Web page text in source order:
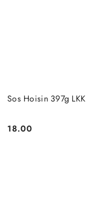
Sos Hoisin 397g LKK
Cena:
18.00